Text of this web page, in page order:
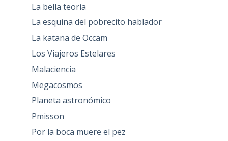
La bella teoría
La esquina del pobrecito hablador
La katana de Occam
Los Viajeros Estelares
Malaciencia
Megacosmos
Planeta astronómico
Pmisson
Por la boca muere el pez